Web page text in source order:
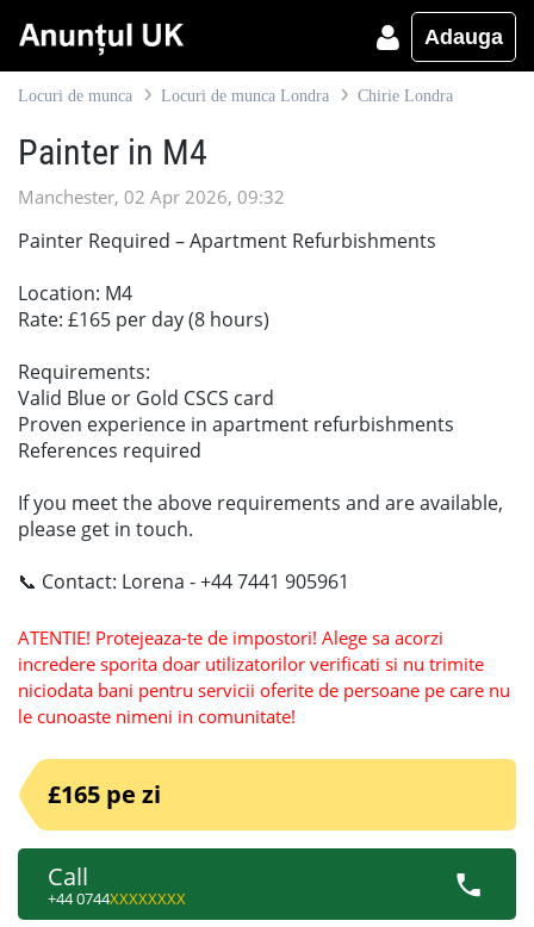
Adauga
Locuri de munca Locuri de munca Londra Chirie Londra
Painter in M4
Manchester, 02 Apr 2026, 09:32
Painter Required – Apartment Refurbishments
Location: M4
Rate: £165 per day (8 hours)
Requirements:
Valid Blue or Gold CSCS card
Proven experience in apartment refurbishments
References required
If you meet the above requirements and are available,
please get in touch.
📞 Contact: Lorena - +44 7441 905961
ATENTIE! Protejeaza-te de impostori! Alege sa acorzi
incredere sporita doar utilizatorilor verificati si nu trimite
niciodata bani pentru servicii oferite de persoane pe care nu
le cunoaste nimeni in comunitate!
£165 pe zi
Call
+44 0744XXXXXXXX